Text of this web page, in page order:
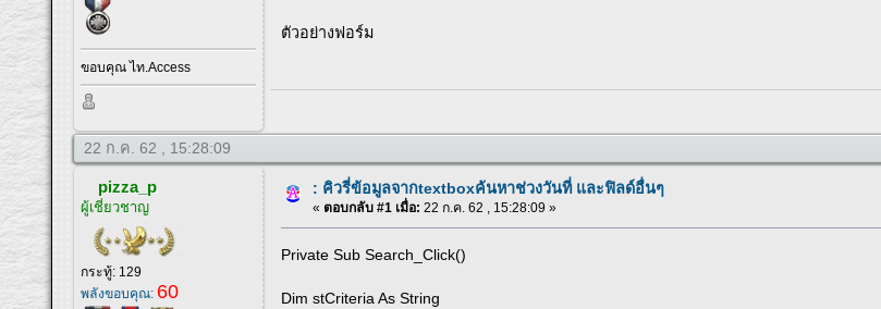
ขอบคุณ ไท.Access
ตัวอย่างฟอร์ม
22 ก.ค. 62 , 15:28:09
pizza_p
ผู้เชี่ยวชาญ
กระทู้: 129
พลังขอบคุณ: 60
: คิวรี่ข้อมูลจากtextboxค้นหาช่วงวันที่ และฟิลด์อื่นๆ
« ตอบกลับ #1 เมื่อ: 22 ก.ค. 62 , 15:28:09 »
Private Sub Search_Click()
Dim stCriteria As String